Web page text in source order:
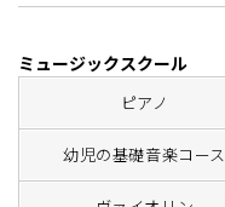
ミュージックスクール
ピアノ
幼児の基礎音楽コース